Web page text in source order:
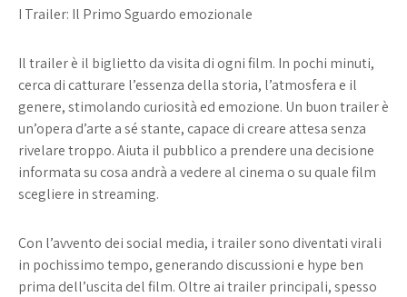
I Trailer: Il Primo Sguardo emozionale
Il trailer è il biglietto da visita di ogni film. In pochi minuti,
cerca di catturare l’essenza della storia, l’atmosfera e il
genere, stimolando curiosità ed emozione. Un buon trailer è
un’opera d’arte a sé stante, capace di creare attesa senza
rivelare troppo. Aiuta il pubblico a prendere una decisione
informata su cosa andrà a vedere al cinema o su quale film
scegliere in streaming.
Con l’avvento dei social media, i trailer sono diventati virali
in pochissimo tempo, generando discussioni e hype ben
prima dell’uscita del film. Oltre ai trailer principali, spesso